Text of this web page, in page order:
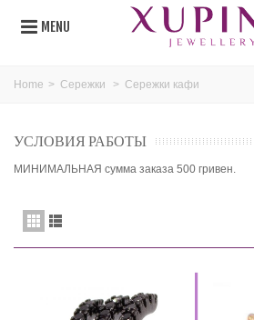
MENU
Home > Сережки > Сережки кафи
УСЛОВИЯ РАБОТЫ
МИНИМАЛЬНАЯ сумма заказа 500 гривен.